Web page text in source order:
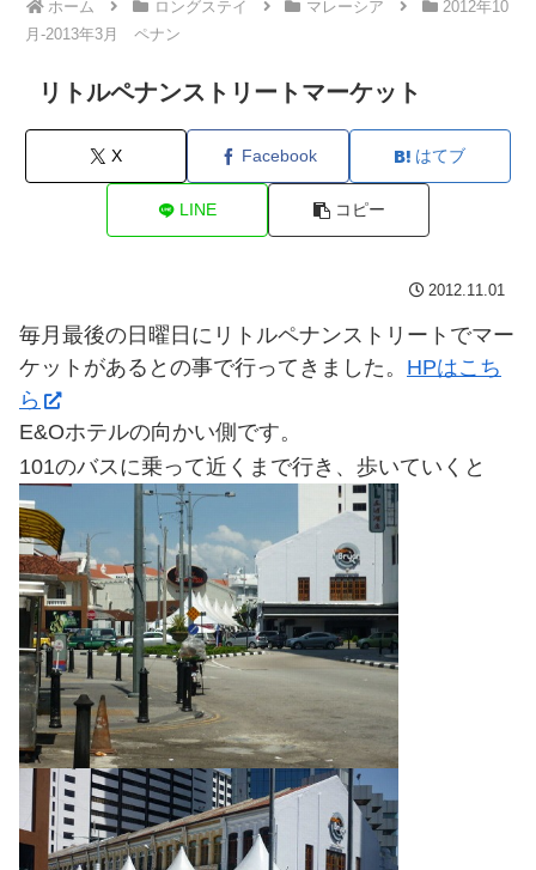
ホーム ロングステイ マレーシア
2012年10
月-2013年3月 ペナン
リトルペナンストリートマーケット
X Facebook はてブ
LINE コピー
2012.11.01
毎月最後の日曜日にリトルペナンストリートでマー
ケットがあるとの事で行ってきました。 HPはこち
ら
E&Oホテルの向かい側です。
101のバスに乗って近くまで行き、歩いていくと